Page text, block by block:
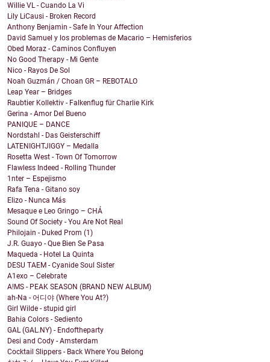
Willie VL - Cuando La Vi
Lily LiCausi - Broken Record
Anthony Benjamin - Safe In Your Affection
David Samuel y los problemas de Macario – Hemisferios
Obed Moraz - Caminos Confluyen
No Good Therapy - Mi Gente
Nico - Rayos De Sol
Noah Guzmán / Choan GR – REBOTALO
Leap Year – Bridges
Raubtier Kollektiv - Falkenflug für Charlie Kirk
Gerina - Amor Del Bueno
PANIQUE – DANCE
Nordstahl - Das Geisterschiff
LATENIGHTJIGGY – Medalla
Rosetta West - Town Of Tomorrow
Flawless Indeed - Rolling Thunder
1nter – Espejismo
Rafa Tena - Gitano soy
Elizo - Nunca Más
Mesaque e Leo Gringo – CHÁ
Sound Of Society - You Are Not Real
Philojain - Duked Prom (1)
J.R. Guayo - Que Bien Se Pasa
Maqueda - Hotel La Quinta
DESU TAEM - Cyanide Soul Sister
A1exo – Celebrate
A!MS - PEAK SEASON (BRAND NEW ALBUM)
ah-Na - 어디야 (Where You At?)
Girl Wilde - stupid girl
Bahia Colors - Sediento
GAL (GAL.NY) - Endoftheparty
Desi and Cody - Amsterdam
Cocktail Slippers - Back Where You Belong